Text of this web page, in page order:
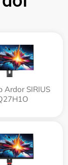
Ardor SIRIUS